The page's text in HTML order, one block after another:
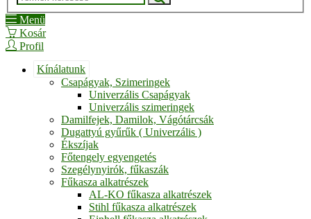
Menü
Kosár
Profil
Kínálatunk
Csapágyak, Szimeringek
Univerzális Csapágyak
Univerzális szimeringek
Damilfejek, Damilok, Vágótárcsák
Dugattyú gyűrűk ( Univerzális )
Ékszíjak
Főtengely egyengetés
Szegélynyirók, fűkaszák
Fűkasza alkatrészek
AL-KO fűkasza alkatrészek
Stihl fűkasza alkatrészek